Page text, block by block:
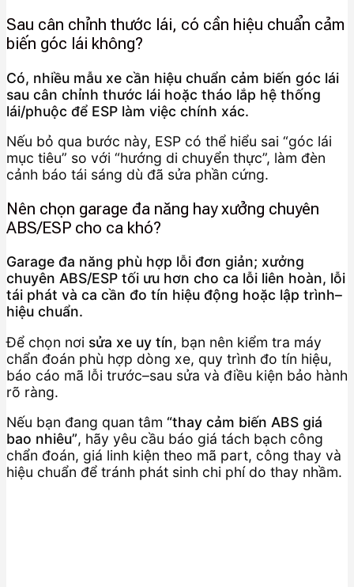
Sau cân chỉnh thước lái, có cần hiệu chuẩn cảm
biến góc lái không?
Có, nhiều mẫu xe cần hiệu chuẩn cảm biến góc lái
sau cân chỉnh thước lái hoặc tháo lắp hệ thống
lái/phuộc để ESP làm việc chính xác.
Nếu bỏ qua bước này, ESP có thể hiểu sai “góc lái
mục tiêu” so với “hướng di chuyển thực”, làm đèn
cảnh báo tái sáng dù đã sửa phần cứng.
Nên chọn garage đa năng hay xưởng chuyên
ABS/ESP cho ca khó?
Garage đa năng phù hợp lỗi đơn giản; xưởng
chuyên ABS/ESP tối ưu hơn cho ca lỗi liên hoàn, lỗi
tái phát và ca cần đo tín hiệu động hoặc lập trình–
hiệu chuẩn.
Để chọn nơi sửa xe uy tín, bạn nên kiểm tra máy
chẩn đoán phù hợp dòng xe, quy trình đo tín hiệu,
báo cáo mã lỗi trước–sau sửa và điều kiện bảo hành
rõ ràng.
Nếu bạn đang quan tâm “thay cảm biến ABS giá
bao nhiêu”, hãy yêu cầu báo giá tách bạch công
chẩn đoán, giá linh kiện theo mã part, công thay và
hiệu chuẩn để tránh phát sinh chi phí do thay nhầm.